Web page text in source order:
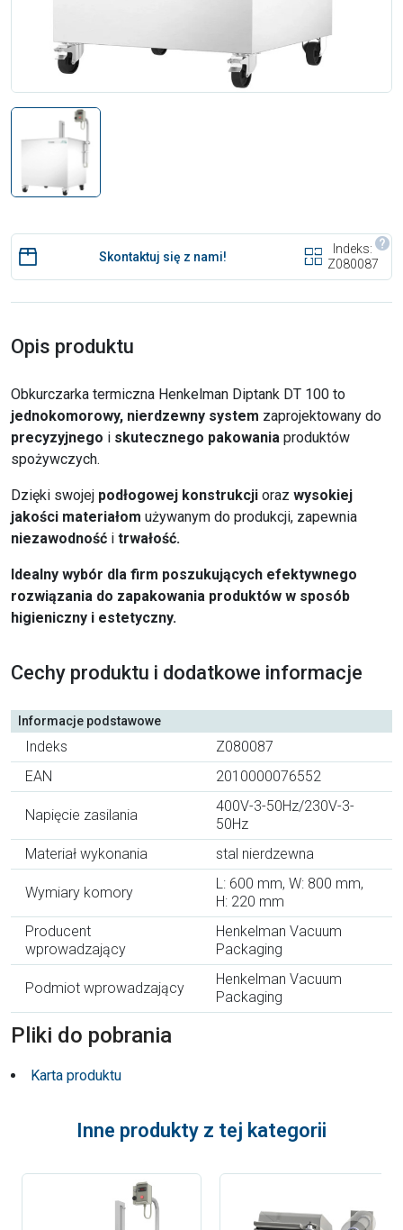
Skontaktuj się z nami!
Indeks:
Z080087
Opis produktu
Obkurczarka termiczna Henkelman Diptank DT 100 to
jednokomorowy, nierdzewny system zaprojektowany do
precyzyjnego i skutecznego pakowania produktów
spożywczych.
Dzięki swojej podłogowej konstrukcji oraz wysokiej
jakości materiałom używanym do produkcji, zapewnia
niezawodność i trwałość.
Idealny wybór dla firm poszukujących efektywnego
rozwiązania do zapakowania produktów w sposób
higieniczny i estetyczny.
Cechy produktu i dodatkowe informacje
Informacje podstawowe
Indeks
Z080087
EAN
2010000076552
Napięcie zasilania
400V-3-50Hz/230V-3-
50Hz
Materiał wykonania
stal nierdzewna
Wymiary komory
L: 600 mm, W: 800 mm,
H: 220 mm
Producent
wprowadzający
Henkelman Vacuum
Packaging
Podmiot wprowadzający
Henkelman Vacuum
Packaging
Pliki do pobrania
Karta produktu
Inne produkty z tej kategorii